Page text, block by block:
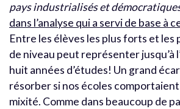
pays industrialisés et
dans l’analyse qui a servi de base à
Entre les élèves les plus forts et les
de niveau peut représenter jusqu’à
huit années d’études! Un grand
résorber si nos écoles
mixité. Comme dans beaucoup de